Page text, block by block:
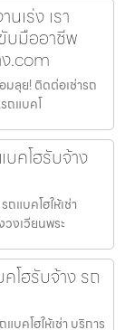
เร่ง เรา
บมืออาชีพ
.com
มลุย! ติดต่อเช่ารถ
ถแบคโ
คโฮรับจ้าง
แบคโฮให้เช่า
งเวียนพระ
โฮรับจ้าง รถ
บคโฮให้เช่า บริการ